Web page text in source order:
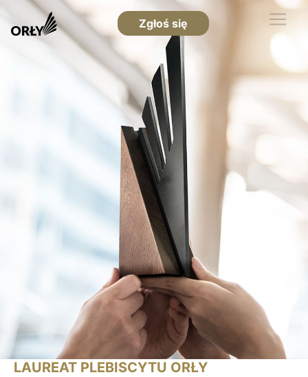
Zgłoś się
LAUREAT PLEBISCYTU ORŁY